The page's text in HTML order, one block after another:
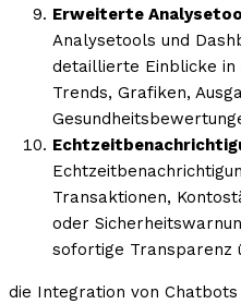
Erweiterte
Analysetools und
detaillierte Einblicke in
Trends, Grafiken,
Transaktionen,
oder
sofortige Transparenz
die Integration von